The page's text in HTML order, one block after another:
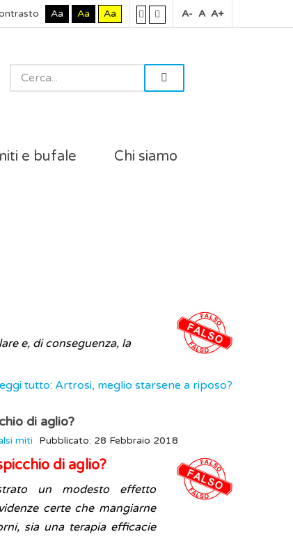
Aa Aa Aa A- A A+
e bufale Chi siamo
e, di conseguenza, la
tutto: Artrosi, meglio starsene a riposo?
di aglio?
miti Pubblicato: 28 Febbraio 2018
di aglio?
un modesto effetto
certe che mangiarne
sia una terapia efficacie